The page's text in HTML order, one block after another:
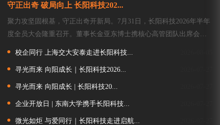
守正出奇 破局向上 长阳科技202...
聚力攻坚固根基，守正出奇开新局。7月31日，长阳科技2026年半年
度全员大会隆重召开。董事长金亚东博士携核心高管团队出席会
校企同行 上海交大安泰走进长阳科技...
寻光而来 向阳成长｜长阳科技2026...
寻光而来 向阳成长 | 长阳科技20...
企业开放日 | 东南大学携手长阳科技...
微光如炬 与爱同行｜长阳科技走进启航...